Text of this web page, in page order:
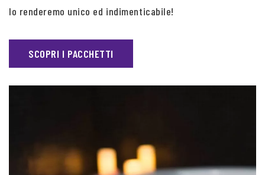
lo renderemo unico ed indimenticabile!
SCOPRI I PACCHETTI